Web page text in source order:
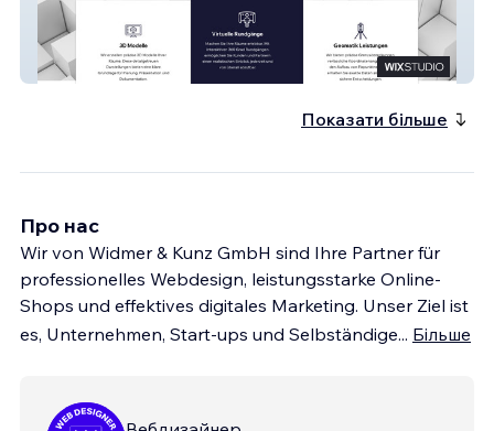
Hesner
Показати більше
Про нас
Wir von Widmer & Kunz GmbH sind Ihre Partner für
professionelles Webdesign, leistungsstarke Online-
Shops und effektives digitales Marketing. Unser Ziel ist
es, Unternehmen, Start-ups und Selbständige... Більше